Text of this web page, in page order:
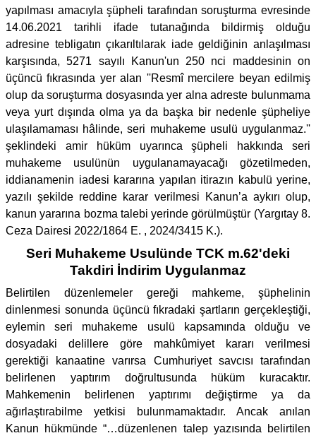
yapılması amacıyla şüpheli tarafından soruşturma evresinde
14.06.2021 tarihli ifade tutanağında bildirmiş olduğu
adresine tebligatın çıkarıltılarak iade geldiğinin anlaşılması
karşısında, 5271 sayılı Kanun'un 250 nci maddesinin on
üçüncü fıkrasında yer alan ''Resmî mercilere beyan edilmiş
olup da soruşturma dosyasında yer alna adreste bulunmama
veya yurt dışında olma ya da başka bir nedenle şüpheliye
ulaşılamaması hâlinde, seri muhakeme usulü uygulanmaz.''
şeklindeki amir hüküm uyarınca şüpheli hakkında seri
muhakeme usulünün uygulanamayacağı gözetilmeden,
iddianamenin iadesi kararına yapılan itirazın kabulü yerine,
yazılı şekilde reddine karar verilmesi Kanun’a aykırı olup,
kanun yararına bozma talebi yerinde görülmüştür (Yargıtay 8.
Ceza Dairesi 2022/1864 E. , 2024/3415 K.).
Seri Muhakeme Usulünde TCK m.62'deki
Takdiri İndirim Uygulanmaz
Belirtilen düzenlemeler gereği mahkeme, şüphelinin
dinlenmesi sonunda üçüncü fıkradaki şartların gerçekleştiği,
eylemin seri muhakeme usulü kapsamında olduğu ve
dosyadaki delillere göre mahkûmiyet kararı verilmesi
gerektiği kanaatine varırsa Cumhuriyet savcısı tarafından
belirlenen yaptırım doğrultusunda hüküm kuracaktır.
Mahkemenin belirlenen yaptırımı değiştirme ya da
ağırlaştırabilme yetkisi bulunmamaktadır. Ancak anılan
Kanun hükmünde “…düzenlenen talep yazısında belirtilen